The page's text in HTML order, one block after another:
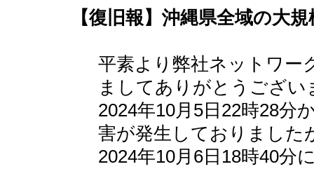
【復旧報】沖縄県全域の大
平素より弊社ネットワー
ましてありがとうござい
2024年10月5日22時28分
害が発生しておりました
2024年10月6日18時40分